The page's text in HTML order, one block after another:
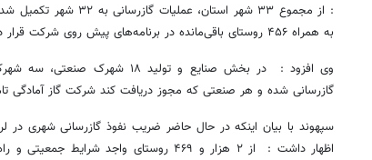
: از مجموع ۳۳ شهر
به همراه ۴۵۶ روستای باقی‌مانده در برنامه‌های پیش روی شرکت قرار دارد.
وی افزود : در بخش صنایع و تولید
گازرسانی شده و هر صنعتی که مجوز دریافت کند شرکت گاز آمادگی